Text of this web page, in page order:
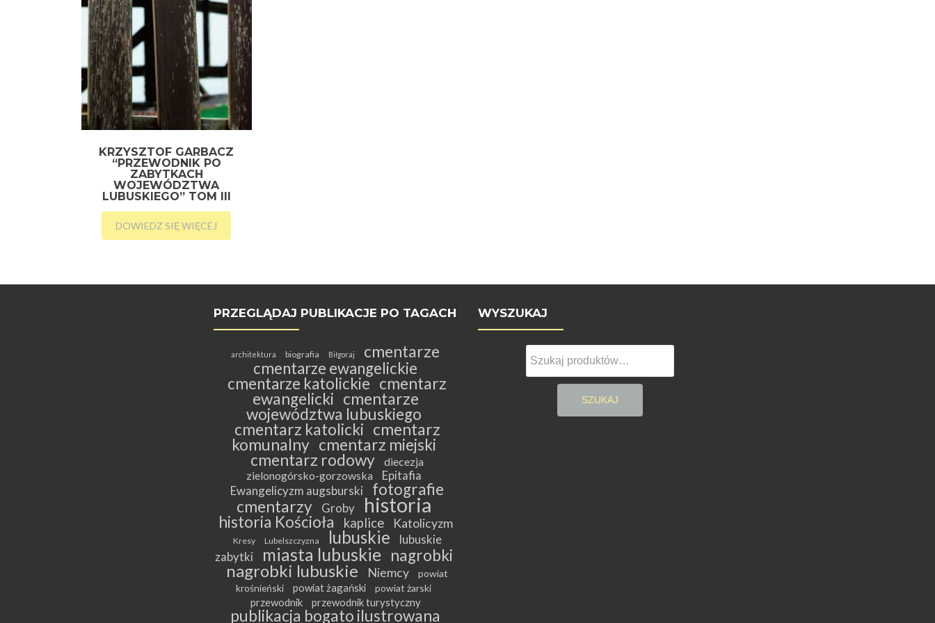
KRZYSZTOF GARBACZ
“PRZEWODNIK PO
ZABYTKACH
WOJEWÓDZTWA
LUBUSKIEGO” TOM III
DOWIEDZ SIĘ WIĘCEJ
PRZEGLĄDAJ PUBLIKACJE PO TAGACH
architektura biografia Biłgoraj
cmentarze
cmentarze ewangelickie
cmentarze katolickie cmentarz
ewangelicki cmentarze
województwa lubuskiego
cmentarz katolicki cmentarz
komunalny cmentarz miejski
cmentarz rodowy
diecezja
zielonogórsko-gorzowska
Epitafia
Ewangelicyzm augsburski
fotografie
cmentarzy
Groby historia
historia Kościoła kaplice Katolicyzm
Kresy Lubelszczyzna lubuskie
lubuskie
zabytki
miasta lubuskie nagrobki
nagrobki lubuskie Niemcy
powiat
krośnieński
powiat żagański powiat żarski
przewodnik przewodnik turystyczny
publikacja bogato ilustrowana
WYSZUKAJ
Szukaj:
SZUKAJ